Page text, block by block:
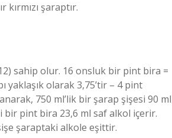
şaraptır.
sahip olur. 16 onsluk bir pint bira =
yaklaşık olarak 3,75’tir – 4 pint
750 ml’lik bir şarap şişesi 90 ml
bir pint bira 23,6 ml saf alkol içerir.
şaraptaki alkole eşittir.